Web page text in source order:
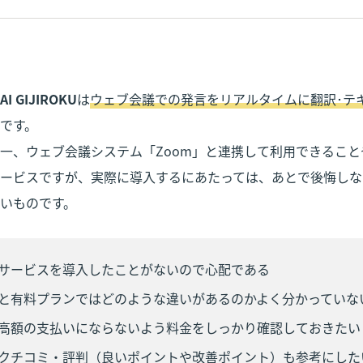
AI GIJIROKUはウェブ会議での発言をリアルタイムに翻訳･テ
す。
、ウェブ会議システム「Zoom」と連携して利用できるこ
ビスですが、実際に導入するにあたっては、あとで後悔し
ものです。
ービスを導入したことがないので心配である
有料プランではどのような違いがあるのかよく分かっていな
額の支払いにならないよう料金をしっかり確認しておきたい
チコミ・評判（良いポイントや改善ポイント）も参考にし